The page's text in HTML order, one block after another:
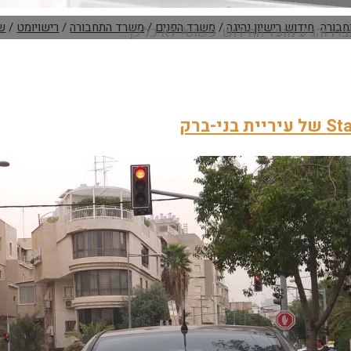
חידוש רישיון נהיגה/ משרד הפנים/משרד התחבורה/ רישויומט /
נהיגה